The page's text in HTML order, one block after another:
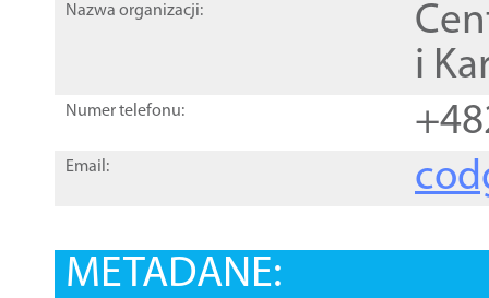
Nazwa organizacji:
i
Numer telefonu:
Email:
METADANE: